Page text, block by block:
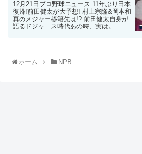
12月21日プロ野球ニュース 11年ぶり日本
復帰!前田健太が大予想! 村上宗隆&岡本和
真のメジャー移籍先は!? 前田健太自身が
語るドジャース時代あの時、実は。
ホーム NPB